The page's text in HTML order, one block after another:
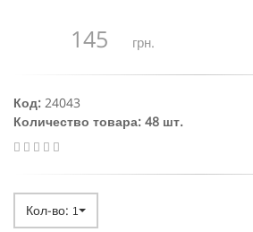
145 грн.
Код: 24043
Количество товара: 48 шт.
Кол-во: 1